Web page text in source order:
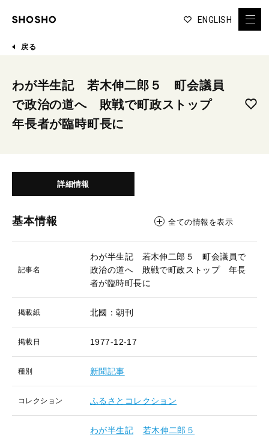
ENGLISH
戻る
わが半生記 若木伸二郎５ 町会議員
で政治の道へ 敗戦で町政ストップ
年長者が臨時町長に
詳細情報
基本情報 全ての情報を表示
記事名
わが半生記 若木伸二郎５ 町会議員で
政治の道へ 敗戦で町政ストップ 年長
者が臨時町長に
掲載紙 北國：朝刊
掲載日 1977-12-17
種別 新聞記事
コレクション ふるさとコレクション
わが半生記
若木伸二郎５